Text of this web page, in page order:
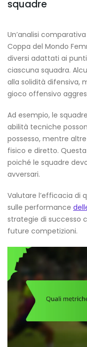
squadre
Un’analisi
Coppa del Mondo
diversi adattati ai
ciascuna squadra.
alla solidità difensiva,
gioco offensivo
Ad esempio, le
abilità tecniche
possesso, mentre
fisico e diretto.
poiché le squadre
avversari.
Valutare l’efficacia di
sulle performance
strategie di successo
future competizioni.